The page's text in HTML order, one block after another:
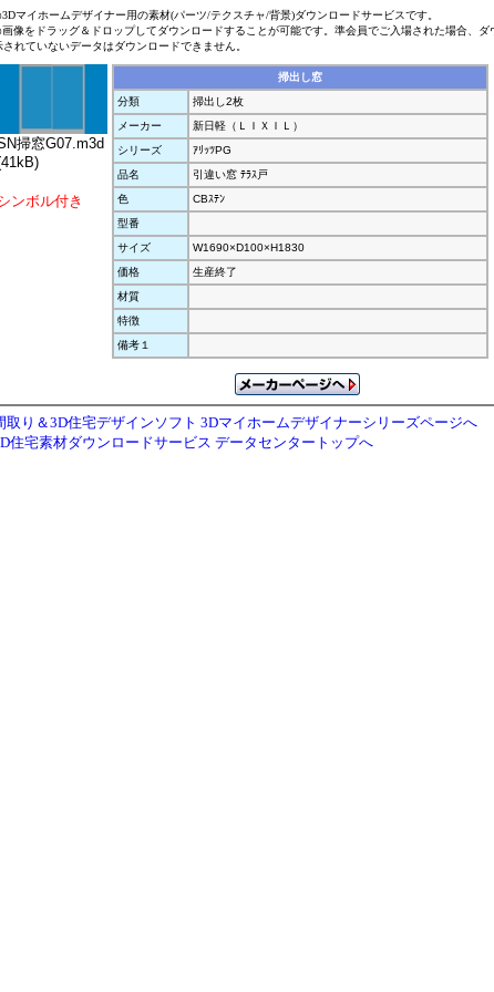
マイホームデザイナー用の素材(パーツ/テクスチャ/背景)ダウンロードサービスです。
像をドラッグ＆ドロップしてダウンロードすることが可能です。準会員でご入場された場合、ダ
されていないデータはダウンロードできません。
掃窓G07.m3d
ンボル付き
掃出し窓
分類
掃出し2枚
メーカー
新日軽（ＬＩＸＩＬ）
シリーズ
ｱﾘｯﾂPG
品名
引違い窓 ﾃﾗｽ戸
色
CBｽﾃﾝ
型番
サイズ
W1690×D100×H1830
価格
生産終了
材質
特徴
備考１
取り＆3D住宅デザインソフト 3Dマイホームデザイナーシリーズページへ
住宅素材ダウンロードサービス データセンタートップへ